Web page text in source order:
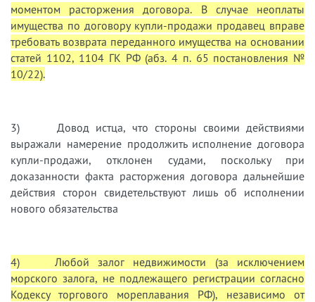
моментом расторжения договора. В случае неоплаты
имущества по договору купли-продажи продавец вправе
требовать возврата переданного имущества на основании
статей 1102, 1104 ГК РФ (абз. 4 п. 65 постановления №
10/22).
3) Довод истца, что стороны своими действиями
выражали намерение продолжить исполнение договора
купли-продажи, отклонен судами, поскольку при
доказанности факта расторжения договора дальнейшие
действия сторон свидетельствуют лишь об исполнении
нового обязательства
4) Любой залог недвижимости (за исключением
морского залога, не подлежащего регистрации согласно
Кодексу торгового мореплавания РФ), независимо от